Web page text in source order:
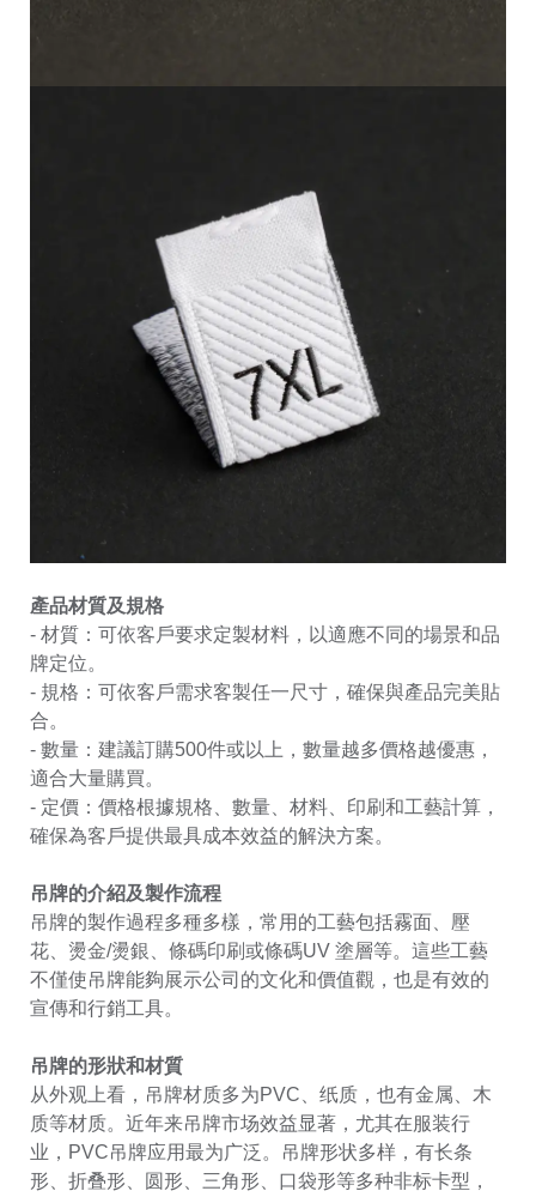
產品材質及規格
- 材質：可依客戶要求定製材料，以適應不同的場景和品
牌定位。
- 規格：可依客戶需求客製任一尺寸，確保與產品完美貼
合。
- 數量：建議訂購500件或以上，數量越多價格越優惠，
適合大量購買。
- 定價：價格根據規格、數量、材料、印刷和工藝計算，
確保為客戶提供最具成本效益的解決方案。
吊牌的介紹及製作流程
吊牌的製作過程多種多樣，常用的工藝包括霧面、壓
花、燙金/燙銀、條碼印刷或條碼UV 塗層等。這些工藝
不僅使吊牌能夠展示公司的文化和價值觀，也是有效的
宣傳和行銷工具。
吊牌的形狀和材質
从外观上看，吊牌材质多为PVC、纸质，也有金属、木
质等材质。近年来吊牌市场效益显著，尤其在服装行
业，PVC吊牌应用最为广泛。吊牌形状多样，有长条
形、折叠形、圆形、三角形、口袋形等多种非标卡型，